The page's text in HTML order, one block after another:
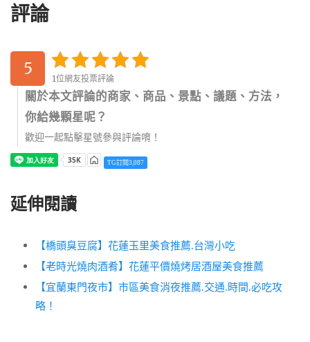
評論
5
1位網友投票評論
關於本文評論的商家、商品、景點、議題、方法，
你給幾顆星呢？
歡迎一起點擊星號參與評論唷！
TG訂閱3,087
延伸閱讀
【橋頭臭豆腐】花蓮玉里美食推薦.台灣小吃
【老時光燒肉酒肴】花蓮平價燒烤居酒屋美食推薦
【宜蘭東門夜市】市區美食消夜推薦.交通.時間.必吃攻
略！